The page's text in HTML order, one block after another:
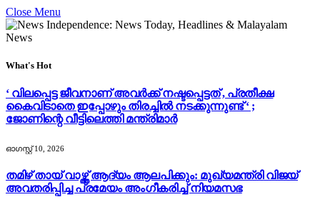
Close Menu
What's Hot
‘ വിലപ്പെട്ട ജീവനാണ് അവർക്ക് നഷ്ടപ്പെട്ടത് , പ്രതീക്ഷ
കൈവിടാതെ ഇപ്പോഴും തിരച്ചിൽ നടക്കുന്നുണ്ട് ‘ ;
ജോണിന്റെ വീട്ടിലെത്തി മന്ത്രിമാർ
ഓഗസ്റ്റ്‌ 10, 2026
തമിഴ് തായ് വാഴ്ത്ത് ആദ്യം ആലപിക്കും: മുഖ്യമന്ത്രി വിജയ്
അവതരിപ്പിച്ച പ്രമേയം അംഗീകരിച്ച് നിയമസഭ